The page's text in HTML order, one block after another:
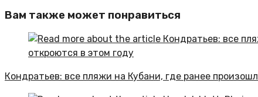
Вам также может понравиться
Кондратьев: все пляжи на Кубани, где ранее